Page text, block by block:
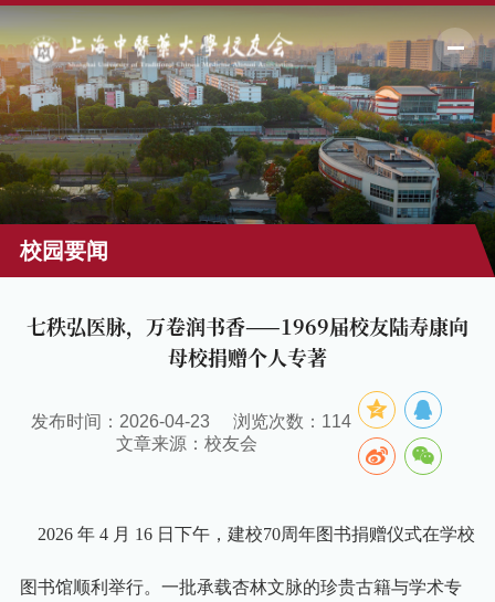
校园要闻
七秩弘医脉，万卷润书香——1969届校友陆寿康向
母校捐赠个人专著
发布时间：2026-04-23 浏览次数： 114
文章来源：校友会
2026 年4 月 16 日下午，建校70周年图书捐赠仪式在学校
图书馆顺利举行。一批承载杏林文脉的珍贵古籍与学术专